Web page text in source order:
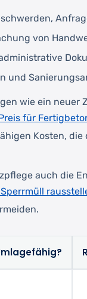
von
und
wie ein neuer
für
Kosten, die
auch die